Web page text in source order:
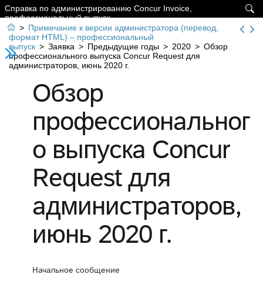

Справка по администрированию Concur Invoice,
профессиональный выпуск
 > Примечание к версии администратора (перевод,
формат HTML) – профессиональный
выпуск > Заявка > Предыдущие годы > 2020 > Обзор
профессионального выпуска Concur Request для
администраторов, июнь 2020 г.
Обзор
профессиональног
о выпуска Concur
Request для
администраторов,
июнь 2020 г.
Начальное сообщение